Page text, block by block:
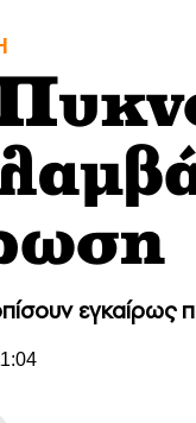
εγκαίρως